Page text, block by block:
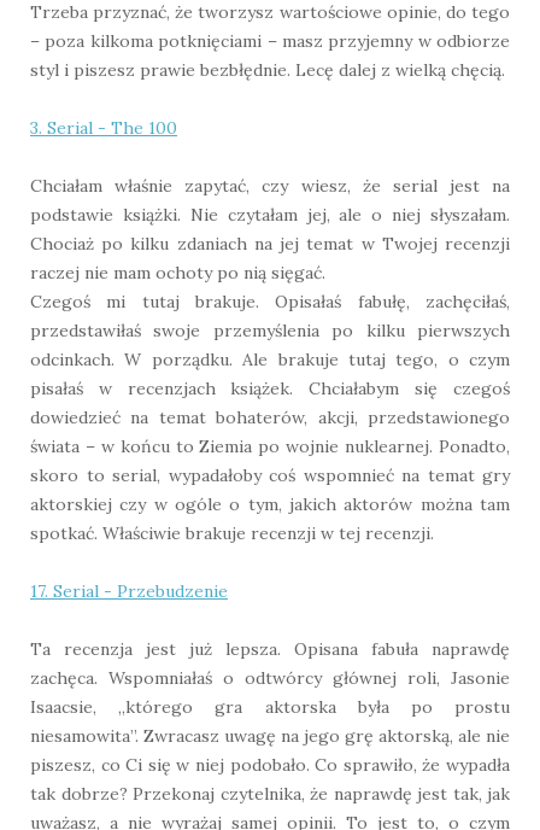
Trzeba przyznać, że tworzysz wartościowe opinie, do tego
– poza kilkoma potknięciami – masz przyjemny w odbiorze
styl i piszesz prawie bezbłędnie. Lecę dalej z wielką chęcią.
3. Serial - The 100
Chciałam właśnie zapytać, czy wiesz, że serial jest na
podstawie książki. Nie czytałam jej, ale o niej słyszałam.
Chociaż po kilku zdaniach na jej temat w Twojej recenzji
raczej nie mam ochoty po nią sięgać.
Czegoś mi tutaj brakuje. Opisałaś fabułę, zachęciłaś,
przedstawiłaś swoje przemyślenia po kilku pierwszych
odcinkach. W porządku. Ale brakuje tutaj tego, o czym
pisałaś w recenzjach książek. Chciałabym się czegoś
dowiedzieć na temat bohaterów, akcji, przedstawionego
świata – w końcu to Ziemia po wojnie nuklearnej. Ponadto,
skoro to serial, wypadałoby coś wspomnieć na temat gry
aktorskiej czy w ogóle o tym, jakich aktorów można tam
spotkać. Właściwie brakuje recenzji w tej recenzji.
17. Serial - Przebudzenie
Ta recenzja jest już lepsza. Opisana fabuła naprawdę
zachęca. Wspomniałaś o odtwórcy głównej roli, Jasonie
Isaacsie, „którego gra aktorska była po prostu
niesamowita”. Zwracasz uwagę na jego grę aktorską, ale nie
piszesz, co Ci się w niej podobało. Co sprawiło, że wypadła
tak dobrze? Przekonaj czytelnika, że naprawdę jest tak, jak
uważasz, a nie wyrażaj samej opinii. To jest to, o czym